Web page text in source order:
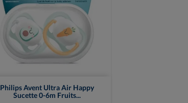
Philips Avent Ultra Air Happy
Sucette 0-6m Fruits...
Vue rapide